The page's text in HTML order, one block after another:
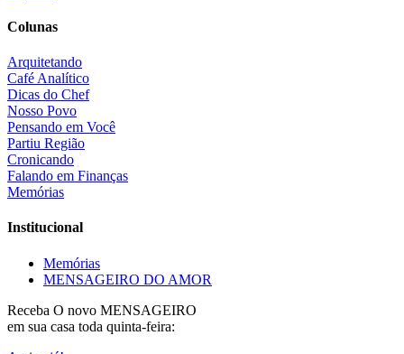
Colunas
Arquitetando
Café Analítico
Dicas do Chef
Nosso Povo
Pensando em Você
Partiu Região
Cronicando
Falando em Finanças
Memórias
Institucional
Memórias
MENSAGEIRO DO AMOR
Receba O novo MENSAGEIRO
em sua casa toda quinta-feira: